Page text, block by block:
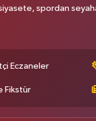
spordan
Eczaneler
Fikstür